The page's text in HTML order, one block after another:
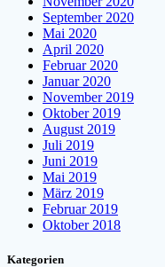
September 2020
Mai 2020
April 2020
Februar 2020
Januar 2020
November 2019
Oktober 2019
August 2019
Juli 2019
Juni 2019
Mai 2019
März 2019
Februar 2019
Oktober 2018
Kategorien